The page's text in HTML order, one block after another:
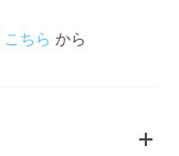
こちら から